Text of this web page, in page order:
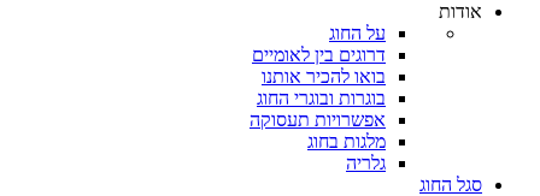
אודות
על החוג
דרוגים בין לאומיים
בואו להכיר אותנו
בוגרות ובוגרי החוג
אפשרויות תעסוקה
מלגות בחוג
גלריה
סגל החוג